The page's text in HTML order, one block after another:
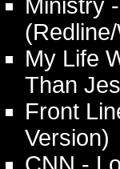
Ministry
My Life
Than
Front
Version)